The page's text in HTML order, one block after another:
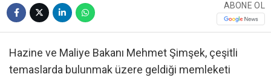
ABONE OL
Hazine ve Maliye Bakanı Mehmet Şimşek, çeşitli
temaslarda bulunmak üzere geldiği memleketi